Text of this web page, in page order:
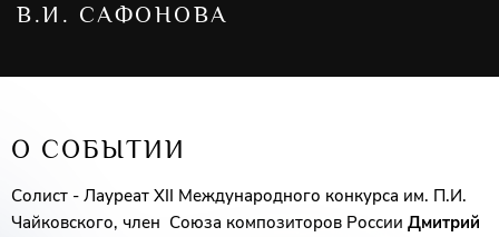
В.И. САФОНОВА
О СОБЫТИИ
Солист - Лауреат XII Международного конкурса им. П.И.
Чайковского, член Союза композиторов России Дмитрий